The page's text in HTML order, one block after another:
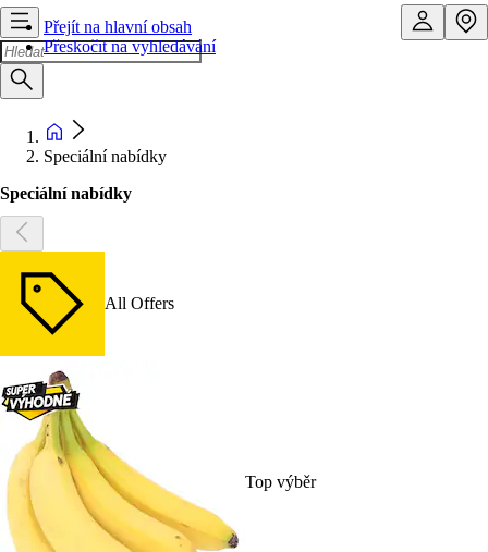
Přejít na hlavní obsah
Přeskočit na vyhledávání
Speciální nabídky
Speciální nabídky
All Offers
Top výběr